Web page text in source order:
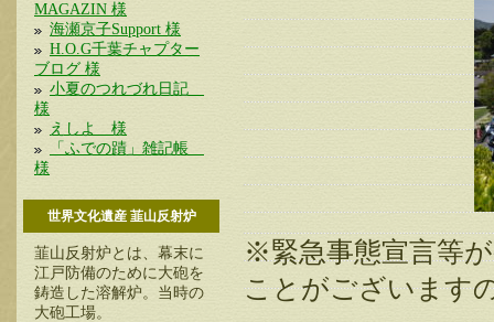
MAGAZIN 様
海瀬京子Support 様
H.O.G千葉チャプター
ブログ 様
小夏のつれづれ日記
様
えしよ 様
「ふでの蹟」雑記帳
様
世界文化遺産 韮山反射炉
韮山反射炉とは、幕末に
江戸防備のために大砲を
鋳造した溶解炉。当時の
大砲工場。
※緊急事態宣言等
ことがございます